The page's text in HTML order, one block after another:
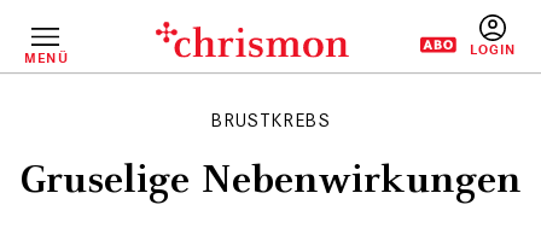
InhaltMENÜ
BRUSTKREBS
Gruselige Nebenwirkungen